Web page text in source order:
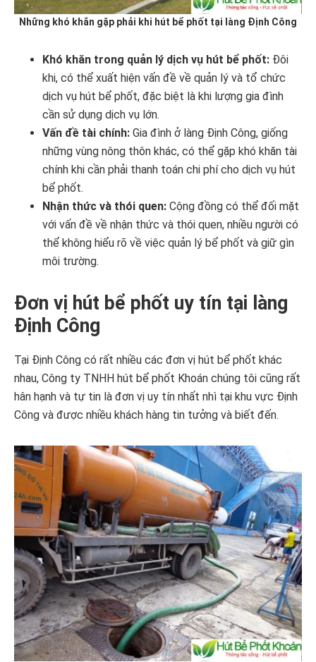
Những khó khắn gặp phải khi hút bể phốt tại làng Định Công
Khó khăn trong quản lý dịch vụ hút bể phốt: Đôi
khi, có thể xuất hiện vấn đề về quản lý và tổ chức
dịch vụ hút bể phốt, đặc biệt là khi lượng gia đình
cần sử dụng dịch vụ lớn.
Vấn đề tài chính: Gia đình ở làng Định Công, giống
những vùng nông thôn khác, có thể gặp khó khăn tài
chính khi cần phải thanh toán chi phí cho dịch vụ hút
bể phốt.
Nhận thức và thói quen: Cộng đồng có thể đối mặt
với vấn đề về nhận thức và thói quen, nhiều người có
thể không hiểu rõ về việc quản lý bể phốt và giữ gìn
môi trường.
Đơn vị hút bể phốt uy tín tại làng
Định Công
Tại Định Công có rất nhiều các đơn vị hút bể phốt khác
nhau, Công ty TNHH hút bể phốt Khoán chúng tôi cũng rất
hân hạnh và tự tin là đơn vị uy tín nhất nhì tại khu vực Định
Công và được nhiều khách hàng tin tưởng và biết đến.